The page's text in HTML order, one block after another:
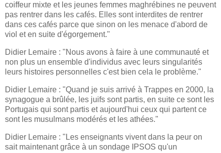
coiffeur mixte et les jeunes femmes maghrébines ne peuvent
pas rentrer dans les cafés. Elles sont interdites de rentrer
dans ces cafés parce que sinon on les menace d'abord de
viol et en suite d'égorgement."
Didier Lemaire : "Nous avons à faire à une communauté et
non plus un ensemble d'individus avec leurs singularités
leurs histoires personnelles c'est bien cela le problème."
Didier Lemaire : "Quand je suis arrivé à Trappes en 2000, la
synagogue a brûlée, les juifs sont partis, en suite ce sont les
Portugais qui sont partis et aujourd'hui ceux qui partent ce
sont les musulmans modérés et les athées."
Didier Lemaire : "Les enseignants vivent dans la peur on
sait maintenant grâce à un sondage IPSOS qu'un